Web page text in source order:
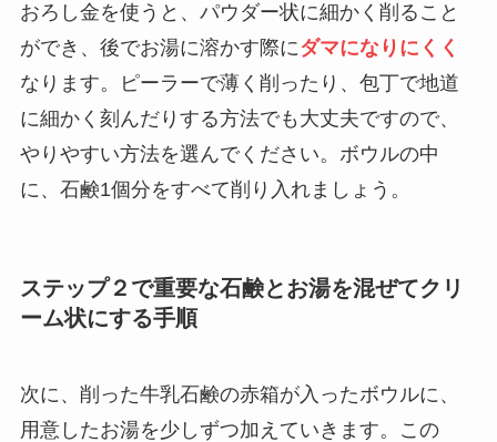
おろし金を使うと、パウダー状に細かく削ること
ができ、後でお湯に溶かす際にダマになりにくく
なります。ピーラーで薄く削ったり、包丁で地道
に細かく刻んだりする方法でも大丈夫ですので、
やりやすい方法を選んでください。ボウルの中
に、石鹸1個分をすべて削り入れましょう。
ステップ２で重要な石鹸とお湯を混ぜてクリ
ーム状にする手順
次に、削った牛乳石鹸の赤箱が入ったボウルに、
用意したお湯を少しずつ加えていきます。この